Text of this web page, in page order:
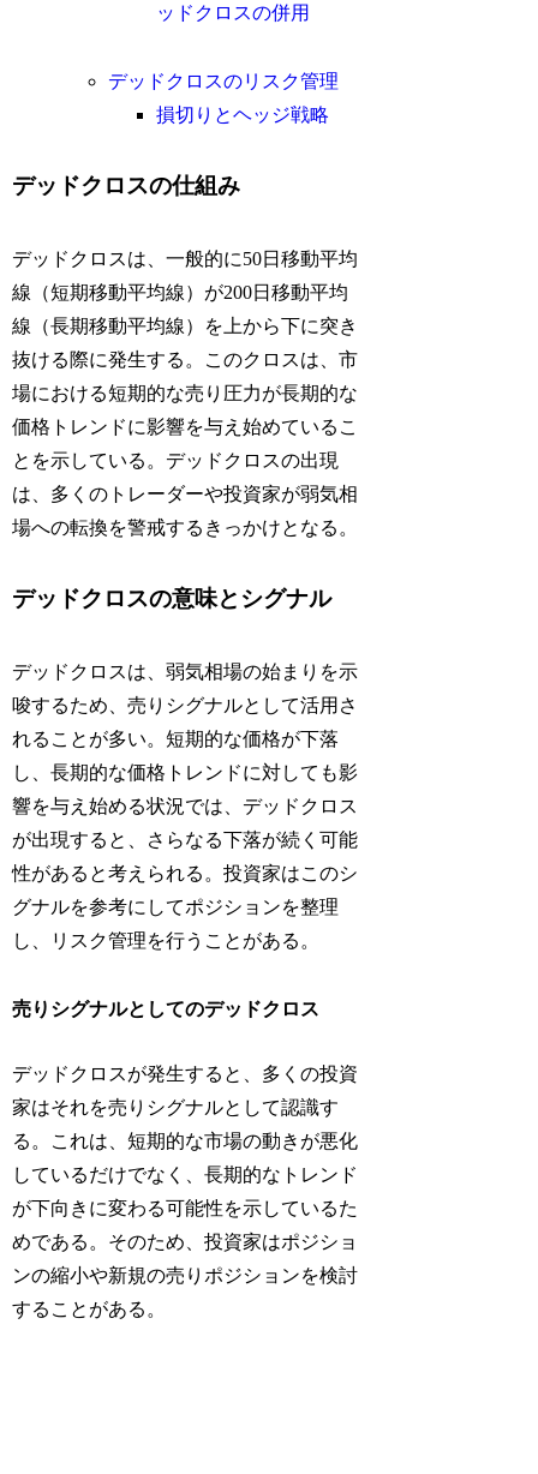
ッドクロスの併用
デッドクロスのリスク管理
損切りとヘッジ戦略
デッドクロスの仕組み
デッドクロスは、一般的に50日移動平均
線（短期移動平均線）が200日移動平均
線（長期移動平均線）を上から下に突き
抜ける際に発生する。このクロスは、市
場における短期的な売り圧力が長期的な
価格トレンドに影響を与え始めているこ
とを示している。デッドクロスの出現
は、多くのトレーダーや投資家が弱気相
場への転換を警戒するきっかけとなる。
デッドクロスの意味とシグナル
デッドクロスは、弱気相場の始まりを示
唆するため、売りシグナルとして活用さ
れることが多い。短期的な価格が下落
し、長期的な価格トレンドに対しても影
響を与え始める状況では、デッドクロス
が出現すると、さらなる下落が続く可能
性があると考えられる。投資家はこのシ
グナルを参考にしてポジションを整理
し、リスク管理を行うことがある。
売りシグナルとしてのデッドクロス
デッドクロスが発生すると、多くの投資
家はそれを売りシグナルとして認識す
る。これは、短期的な市場の動きが悪化
しているだけでなく、長期的なトレンド
が下向きに変わる可能性を示しているた
めである。そのため、投資家はポジショ
ンの縮小や新規の売りポジションを検討
することがある。